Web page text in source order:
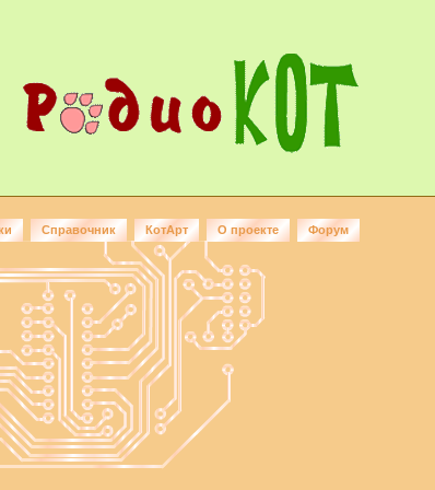
Справочник КотАрт О проекте Форум